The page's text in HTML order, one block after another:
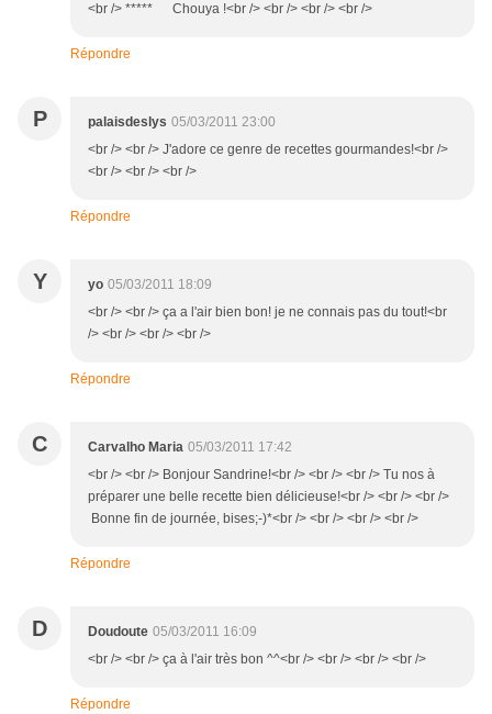
<br /> ***** Chouya !<br /> <br /> <br /> <br />
Répondre
P palaisdeslys 05/03/2011 23:00
<br /> <br /> J'adore ce genre de recettes gourmandes!<br />
<br /> <br /> <br />
Répondre
Y yo 05/03/2011 18:09
<br /> <br /> ça a l'air bien bon! je ne connais pas du tout!<br
/> <br /> <br /> <br />
Répondre
C Carvalho Maria 05/03/2011 17:42
<br /> <br /> Bonjour Sandrine!<br /> <br /> <br /> Tu nos à
préparer une belle recette bien délicieuse!<br /> <br /> <br />
Bonne fin de journée, bises;-)*<br /> <br /> <br /> <br />
Répondre
D Doudoute 05/03/2011 16:09
<br /> <br /> ça à l'air très bon ^^<br /> <br /> <br /> <br />
Répondre